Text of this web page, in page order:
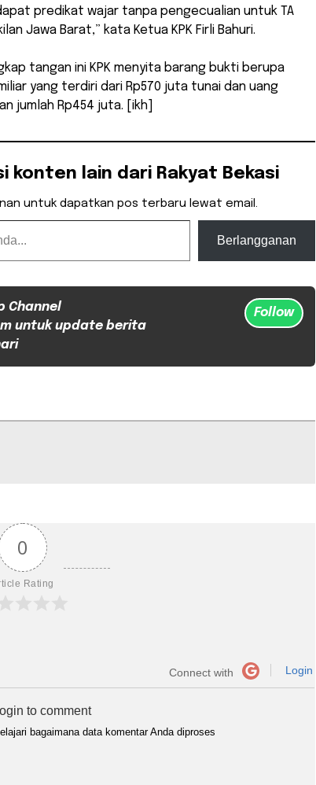
predikat wajar tanpa pengecualian untuk TA
Jawa Barat,” kata Ketua KPK Firli Bahuri.
tangan ini KPK menyita barang bukti berupa
yang terdiri dari Rp570 juta tunai dan uang
jumlah Rp454 juta. [ikh]
konten lain dari Rakyat Bekasi
untuk dapatkan pos terbaru lewat email.
Berlangganan
Channel
untuk update berita
Follow
0
Rating
Connect with Login
to comment
bagaimana data komentar Anda diproses